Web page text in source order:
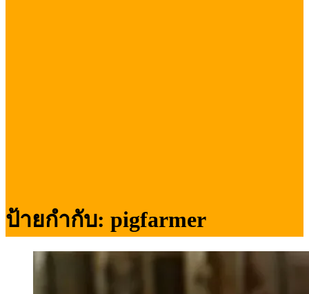
ป้ายกำกับ: pigfarmer